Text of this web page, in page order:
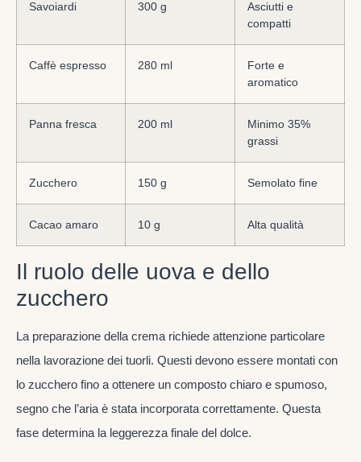
Savoiardi 300 g
Asciutti e
compatti
Caffè espresso 280 ml
Forte e
aromatico
Panna fresca 200 ml
Minimo 35%
grassi
Zucchero 150 g Semolato fine
Cacao amaro 10 g Alta qualità
Il ruolo delle uova e dello
zucchero
La preparazione della crema richiede attenzione particolare
nella lavorazione dei tuorli. Questi devono essere montati con
lo zucchero fino a ottenere un composto chiaro e spumoso,
segno che l’aria è stata incorporata correttamente. Questa
fase determina la leggerezza finale del dolce.